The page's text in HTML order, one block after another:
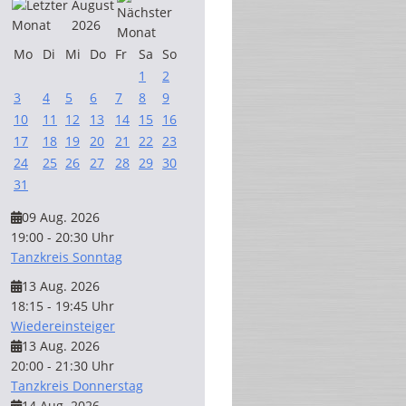
August
2026
Mo
Di Mi Do Fr Sa So
1
2
3
4 5 6 7 8
9
10
11 12 13 14 15
16
17
18 19 20 21 22
23
24
25 26 27 28 29 30
31
09 Aug. 2026
19:00 - 20:30 Uhr
Tanzkreis Sonntag
13 Aug. 2026
18:15 - 19:45 Uhr
Wiedereinsteiger
13 Aug. 2026
20:00 - 21:30 Uhr
Tanzkreis Donnerstag